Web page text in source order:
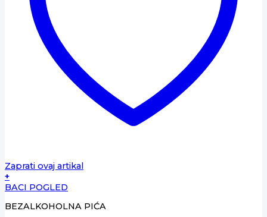
Zaprati ovaj artikal
+
BACI POGLED
BEZALKOHOLNA PIĆA